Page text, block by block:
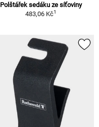
Polštářek sedáku ze síťoviny
483,06 Kč1